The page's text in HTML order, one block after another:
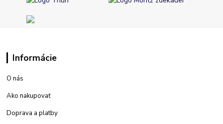
Informácie
O nás
Ako nakupovať
Doprava a platby